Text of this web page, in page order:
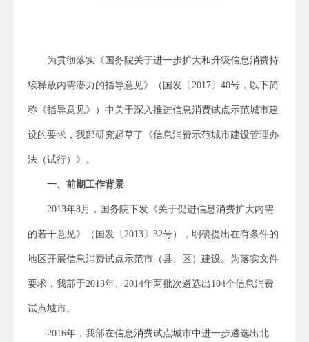
为贯彻落实《国务院关于进一步扩大和升级信息消费持
续释放内需潜力的指导意见》（国发〔2017〕40号，以下简
称《指导意见》）中关于深入推进信息消费试点示范城市建
设的要求，我部研究起草了《信息消费示范城市建设管理办
法（试行）》。
一、前期工作背景
2013年8月，国务院下发《关于促进信息消费扩大内需
的若干意见》（国发〔2013〕32号），明确提出在有条件的
地区开展信息消费试点示范市（县、区）建设。为落实文件
要求，我部于2013年、2014年两批次遴选出104个信息消费
试点城市。
2016年，我部在信息消费试点城市中进一步遴选出北